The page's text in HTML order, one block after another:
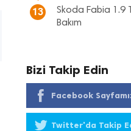
13
Skoda Fabia 1.9
Bakım
Bizi Takip Edin
Facebook
Twitter'da Takip